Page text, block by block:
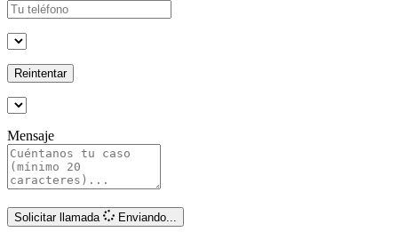
Reintentar
Mensaje
Solicitar llamada Enviando...